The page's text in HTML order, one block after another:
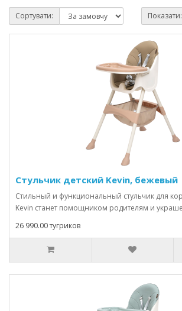
Сортувати: Показати:
Стульчик детский Kevin, бежевый
Стильный и функциональный стульчик для
Kevin станет помощником родителям и
26 990.00 тугриков